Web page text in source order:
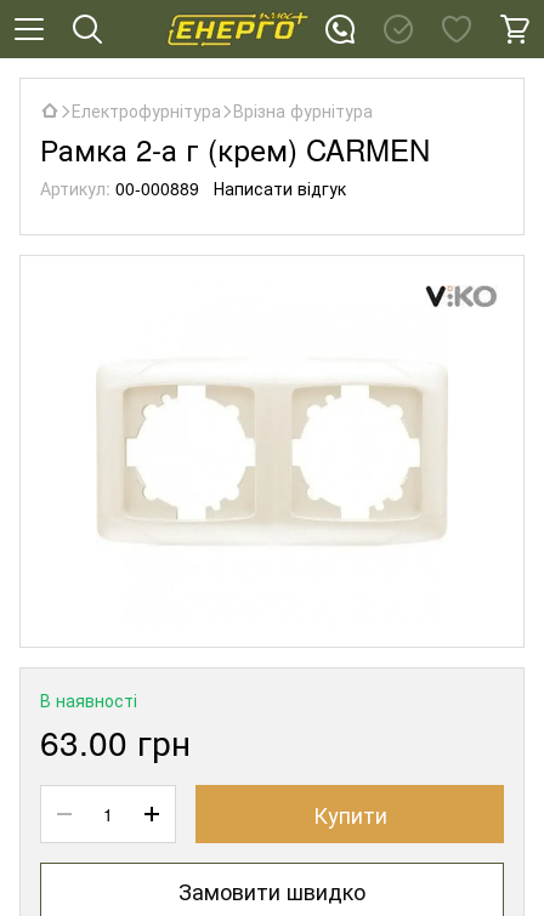
Електрофурнітура Врізна фурнітура
Рамка 2-а г (крем) CARMEN
Артикул: 00-000889 Написати відгук
В наявності
63.00 грн
Купити
Замовити швидко